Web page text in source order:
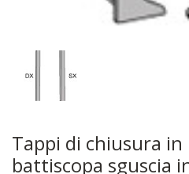
Tappi di chiusura
battiscopa sguscia